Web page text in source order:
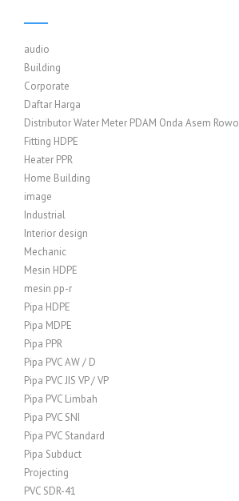
audio
Building
Corporate
Daftar Harga
Distributor Water Meter PDAM Onda Asem Rowo
Fitting HDPE
Heater PPR
Home Building
image
Industrial
Interior design
Mechanic
Mesin HDPE
mesin pp-r
Pipa HDPE
Pipa MDPE
Pipa PPR
Pipa PVC AW / D
Pipa PVC JIS VP / VP
Pipa PVC Limbah
Pipa PVC SNI
Pipa PVC Standard
Pipa Subduct
Projecting
PVC SDR-41